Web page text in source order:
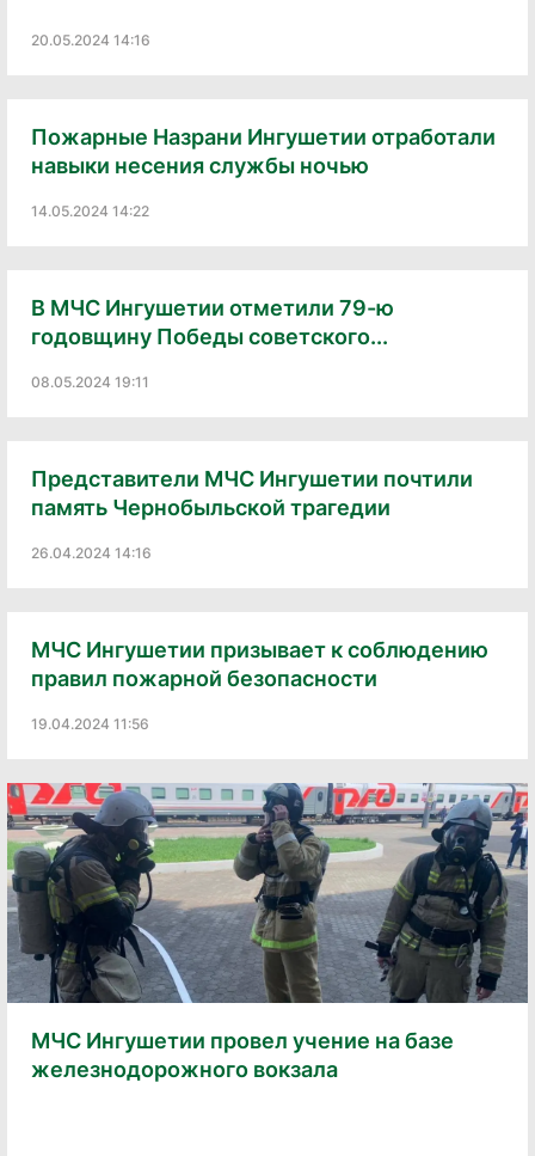
20.05.2024 14:16
Пожарные Назрани Ингушетии отработали
навыки несения службы ночью
14.05.2024 14:22
В МЧС Ингушетии отметили 79-ю
годовщину Победы советского...
08.05.2024 19:11
Представители МЧС Ингушетии почтили
память Чернобыльской трагедии
26.04.2024 14:16
МЧС Ингушетии призывает к соблюдению
правил пожарной безопасности
19.04.2024 11:56
МЧС Ингушетии провел учение на базе
железнодорожного вокзала